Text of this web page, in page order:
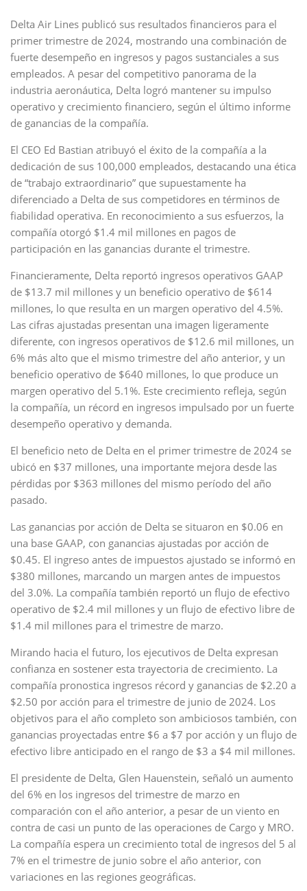
Delta Air Lines publicó sus resultados financieros para el
primer trimestre de 2024, mostrando una combinación de
fuerte desempeño en ingresos y pagos sustanciales a sus
empleados. A pesar del competitivo panorama de la
industria aeronáutica, Delta logró mantener su impulso
operativo y crecimiento financiero, según el último informe
de ganancias de la compañía.
El CEO Ed Bastian atribuyó el éxito de la compañía a la
dedicación de sus 100,000 empleados, destacando una ética
de “trabajo extraordinario” que supuestamente ha
diferenciado a Delta de sus competidores en términos de
fiabilidad operativa. En reconocimiento a sus esfuerzos, la
compañía otorgó $1.4 mil millones en pagos de
participación en las ganancias durante el trimestre.
Financieramente, Delta reportó ingresos operativos GAAP
de $13.7 mil millones y un beneficio operativo de $614
millones, lo que resulta en un margen operativo del 4.5%.
Las cifras ajustadas presentan una imagen ligeramente
diferente, con ingresos operativos de $12.6 mil millones, un
6% más alto que el mismo trimestre del año anterior, y un
beneficio operativo de $640 millones, lo que produce un
margen operativo del 5.1%. Este crecimiento refleja, según
la compañía, un récord en ingresos impulsado por un fuerte
desempeño operativo y demanda.
El beneficio neto de Delta en el primer trimestre de 2024 se
ubicó en $37 millones, una importante mejora desde las
pérdidas por $363 millones del mismo período del año
pasado.
Las ganancias por acción de Delta se situaron en $0.06 en
una base GAAP, con ganancias ajustadas por acción de
$0.45. El ingreso antes de impuestos ajustado se informó en
$380 millones, marcando un margen antes de impuestos
del 3.0%. La compañía también reportó un flujo de efectivo
operativo de $2.4 mil millones y un flujo de efectivo libre de
$1.4 mil millones para el trimestre de marzo.
Mirando hacia el futuro, los ejecutivos de Delta expresan
confianza en sostener esta trayectoria de crecimiento. La
compañía pronostica ingresos récord y ganancias de $2.20 a
$2.50 por acción para el trimestre de junio de 2024. Los
objetivos para el año completo son ambiciosos también, con
ganancias proyectadas entre $6 a $7 por acción y un flujo de
efectivo libre anticipado en el rango de $3 a $4 mil millones.
El presidente de Delta, Glen Hauenstein, señaló un aumento
del 6% en los ingresos del trimestre de marzo en
comparación con el año anterior, a pesar de un viento en
contra de casi un punto de las operaciones de Cargo y MRO.
La compañía espera un crecimiento total de ingresos del 5 al
7% en el trimestre de junio sobre el año anterior, con
variaciones en las regiones geográficas.